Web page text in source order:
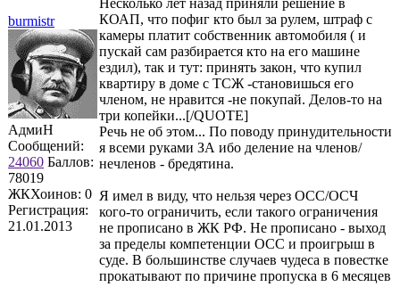
burmistr
АдмиН
Сообщений:
24060 Баллов:
78019
ЖКХоинов: 0
Регистрация:
21.01.2013
КОАП, что пофиг кто был за рулем, штраф с
камеры платит собственник автомобиля ( и
пускай сам разбирается кто на его машине
ездил), так и тут: принять закон, что купил
квартиру в доме с ТСЖ -становишься его
членом, не нравится -не покупай. Делов-то на
три копейки...[/QUOTE]
Речь не об этом... По поводу принудительности
я всеми руками ЗА ибо деление на членов/
нечленов - бредятина.
Я имел в виду, что нельзя через ОСС/ОСЧ
кого-то ограничить, если такого ограничения
не прописано в ЖК РФ. Не прописано - выход
за пределы компетенции ОСС и проигрыш в
суде. В большинстве случаев чудеса в повестке
прокатывают по причине пропуска в 6 месяцев